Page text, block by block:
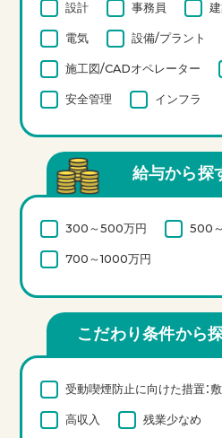
設計 事務員
電気 設備/プラント
施工図/CADオペレーター
安全管理 インフラ
給与から探
300～500万円 500
700～1000万円
こだわり条件から
受動喫煙防止に向けた措置：
高収入 残業少なめ